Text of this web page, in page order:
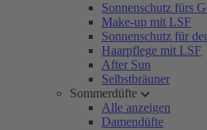
Sonnenschutz fürs
Make-up mit LSF
Sonnenschutz für
Haarpflege mit LSF
After Sun
Selbstbräuner
Sommerdüfte
Alle anzeigen
Damendüfte